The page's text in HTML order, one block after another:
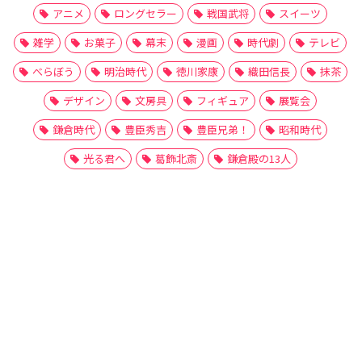
アニメ
ロングセラー 戦国武将
スイーツ
雑学
お菓子 幕末 漫画 時代劇
テレビ
べらぼう
明治時代 徳川家康 織田信長
抹茶
デザイン
文房具 フィギュア
展覧会
鎌倉時代
豊臣秀吉 豊臣兄弟！
昭和時代
光る君へ
葛飾北斎 鎌倉殿の13人